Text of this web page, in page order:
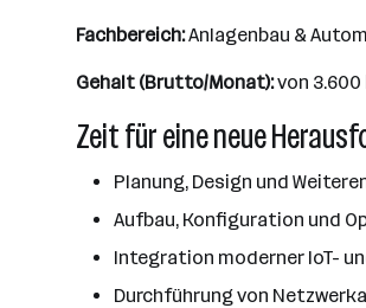
Fachbereich:Anlagenbau &
Gehalt (Brutto/Monat):von 3.600
Zeit für eine neue
Planung, Design und
Aufbau, Konfiguration und
Integration moderner IoT-
Durchführung von